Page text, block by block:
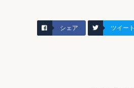
シェア ツイート